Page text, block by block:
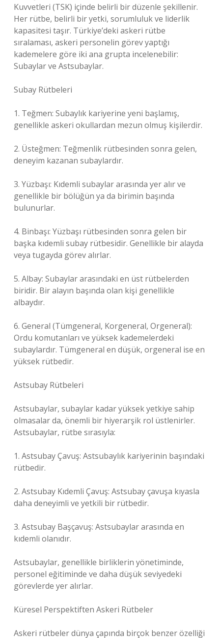
Kuvvetleri (TSK) içinde belirli bir düzenle şekillenir.
Her rütbe, belirli bir yetki, sorumluluk ve liderlik
kapasitesi taşır. Türkiye’deki askeri rütbe
sıralaması, askeri personelin görev yaptığı
kademelere göre iki ana grupta incelenebilir:
Subaylar ve Astsubaylar.
Subay Rütbeleri
1. Teğmen: Subaylık kariyerine yeni başlamış,
genellikle askeri okullardan mezun olmuş kişilerdir.
2. Üsteğmen: Teğmenlik rütbesinden sonra gelen,
deneyim kazanan subaylardır.
3. Yüzbaşı: Kıdemli subaylar arasında yer alır ve
genellikle bir bölüğün ya da birimin başında
bulunurlar.
4. Binbaşı: Yüzbaşı rütbesinden sonra gelen bir
başka kıdemli subay rütbesidir. Genellikle bir alayda
veya tugayda görev alırlar.
5. Albay: Subaylar arasındaki en üst rütbelerden
biridir. Bir alayın başında olan kişi genellikle
albaydır.
6. General (Tümgeneral, Korgeneral, Orgeneral):
Ordu komutanları ve yüksek kademelerdeki
subaylardır. Tümgeneral en düşük, orgeneral ise en
yüksek rütbedir.
Astsubay Rütbeleri
Astsubaylar, subaylar kadar yüksek yetkiye sahip
olmasalar da, önemli bir hiyerarşik rol üstlenirler.
Astsubaylar, rütbe sırasıyla:
1. Astsubay Çavuş: Astsubaylık kariyerinin başındaki
rütbedir.
2. Astsubay Kıdemli Çavuş: Astsubay çavuşa kıyasla
daha deneyimli ve yetkili bir rütbedir.
3. Astsubay Başçavuş: Astsubaylar arasında en
kıdemli olanıdır.
Astsubaylar, genellikle birliklerin yönetiminde,
personel eğitiminde ve daha düşük seviyedeki
görevlerde yer alırlar.
Küresel Perspektiften Askeri Rütbeler
Askeri rütbeler dünya çapında birçok benzer özelliği